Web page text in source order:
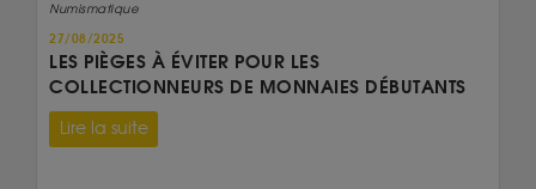
Numismatique
27/08/2025
LES PIÈGES À ÉVITER POUR LES
COLLECTIONNEURS DE MONNAIES DÉBUTANTS
Lire la suite